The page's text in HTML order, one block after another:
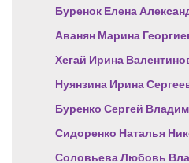
Буренок Елена
Аванян Марина
Хегай Ирина
Нуянзина Ирина
Буренко Сергей
Сидоренко Наталья
Соловьева Любовь